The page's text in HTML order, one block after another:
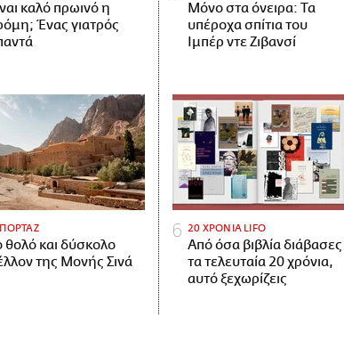
καλό πρωινό η
Ένας γιατρός
Μόνο στα όνειρα: Τα
υπέροχα σπίτια του
Ιμπέρ ντε Ζιβανσί
θολό και δύσκολο
της Μονής Σινά
20 ΧΡΟΝΙΑ LIFO
Από όσα βιβλία διάβασες
τα τελευταία 20 χρόνια,
αυτό ξεχωρίζεις